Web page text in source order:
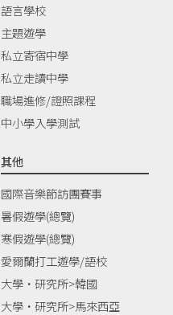
語言學校
主題遊學
私立寄宿中學
私立走讀中學
職場進修/證照課程
中小學入學測試
其他
國際音樂節訪團賽事
暑假遊學(總覽)
寒假遊學(總覽)
愛爾蘭打工遊學/語校
大學‧研究所>韓國
大學‧研究所>馬來西亞